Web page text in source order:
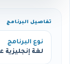
تفاصيل البرنامج
نوع البرنامج
لغة إنجليزية